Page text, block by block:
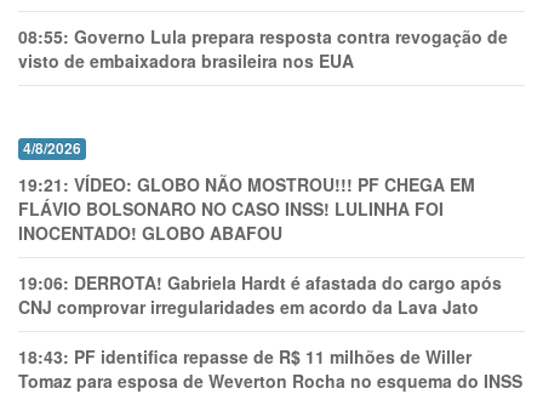
08:55: Governo Lula prepara resposta contra revogação de
visto de embaixadora brasileira nos EUA
4/8/2026
19:21: VÍDEO: GLOBO NÃO MOSTROU!!! PF CHEGA EM
FLÁVIO BOLSONARO NO CASO INSS! LULINHA FOI
INOCENTADO! GLOBO ABAFOU
19:06: DERROTA! Gabriela Hardt é afastada do cargo após
CNJ comprovar irregularidades em acordo da Lava Jato
18:43: PF identifica repasse de R$ 11 milhões de Willer
Tomaz para esposa de Weverton Rocha no esquema do INSS